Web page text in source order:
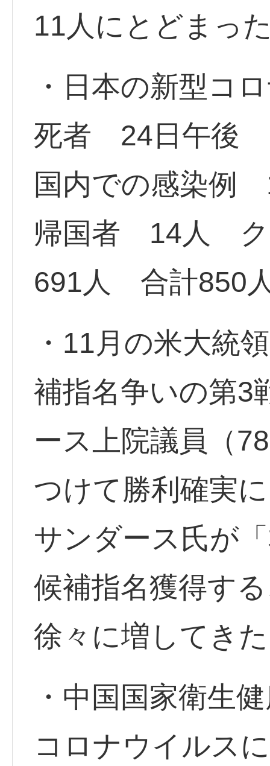
11人にとどまっ
・日本の新型コ
死者 24日午後
国内での感染例
帰国者 14人
691人 合計850
・11月の米大統
補指名争いの第3
ース上院議員（
つけて勝利確実
サンダース氏が
候補指名獲得す
徐々に増してき
・中国国家衛生
コロナウイルス